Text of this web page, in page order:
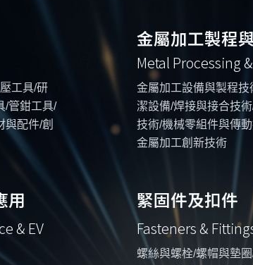
工具/研
/管鉗工具/
與配件/創
金屬加工製程
Metal Processing
金屬加工設備與製程
潔設備/焊接與接合技
技術/機械零組件與傳
金屬加工創新技術
用
& EV
緊固件及扣件
Fasteners &
螺絲與螺栓/螺帽與墊